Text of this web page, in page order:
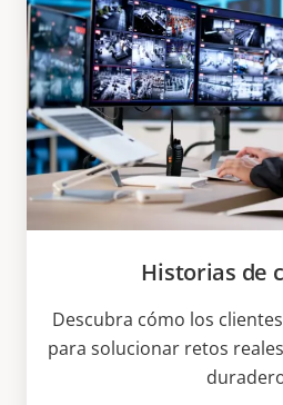
Historias de
Descubra cómo los
para solucionar retos